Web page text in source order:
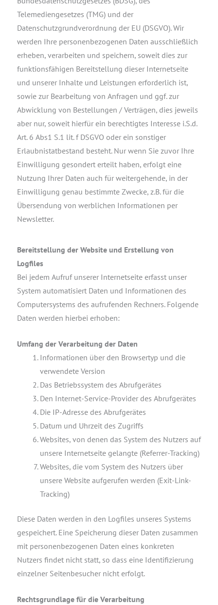
Telemediengesetzes (TMG) und der
Datenschutzgrundverordnung der EU (DSGVO). Wir
werden Ihre personenbezogenen Daten ausschließlich
erheben, verarbeiten und speichern, soweit dies zur
funktionsfähigen Bereitstellung dieser Internetseite
und unserer Inhalte und Leistungen erforderlich ist,
sowie zur Bearbeitung von Anfragen und ggf. zur
Abwicklung von Bestellungen / Verträgen, dies jeweils
aber nur, soweit hierfür ein berechtigtes Interesse i.S.d.
Art. 6 Abs1 S.1 lit. f DSGVO oder ein sonstiger
Erlaubnistatbestand besteht. Nur wenn Sie zuvor Ihre
Einwilligung gesondert erteilt haben, erfolgt eine
Nutzung Ihrer Daten auch für weitergehende, in der
Einwilligung genau bestimmte Zwecke, z.B. für die
Übersendung von werblichen Informationen per
Newsletter.
Bereitstellung der Website und Erstellung von
Logfiles
Bei jedem Aufruf unserer Internetseite erfasst unser
System automatisiert Daten und Informationen des
Computersystems des aufrufenden Rechners. Folgende
Daten werden hierbei erhoben:
Umfang der Verarbeitung der Daten
Informationen über den Browsertyp und die
verwendete Version
Das Betriebssystem des Abrufgerätes
Den Internet-Service-Provider des Abrufgerätes
Die IP-Adresse des Abrufgerätes
Datum und Uhrzeit des Zugriffs
Websites, von denen das System des Nutzers auf
unsere Internetseite gelangte (Referrer-Tracking)
Websites, die vom System des Nutzers über
unsere Website aufgerufen werden (Exit-Link-
Tracking)
Diese Daten werden in den Logfiles unseres Systems
gespeichert. Eine Speicherung dieser Daten zusammen
mit personenbezogenen Daten eines konkreten
Nutzers findet nicht statt, so dass eine Identifizierung
einzelner Seitenbesucher nicht erfolgt.
Rechtsgrundlage für die Verarbeitung